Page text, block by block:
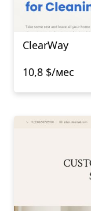
ClearWay
10,8 $/мес